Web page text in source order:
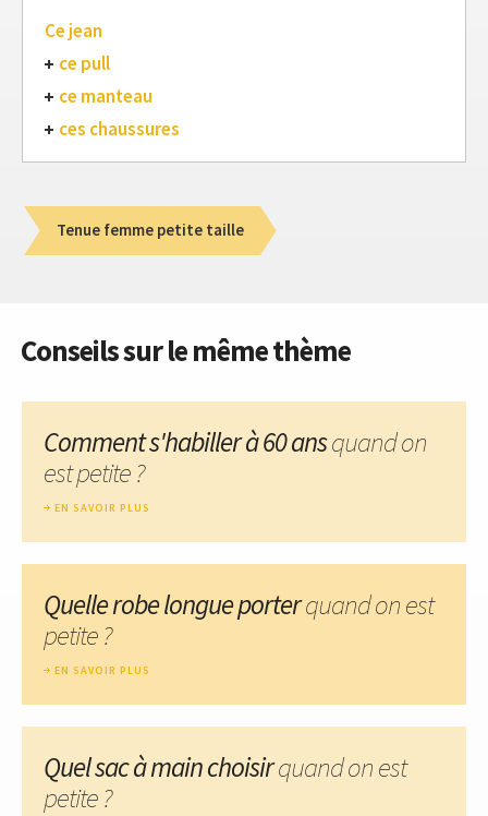
Ce jean
ce pull
ce manteau
ces chaussures
Tenue femme petite taille
Conseils sur le même thème
Comment s'habiller à 60 ansquand on
est petite ?
EN SAVOIR PLUS
Quelle robe longue porterquand on est
petite ?
EN SAVOIR PLUS
Quel sac à main choisirquand on est
petite ?